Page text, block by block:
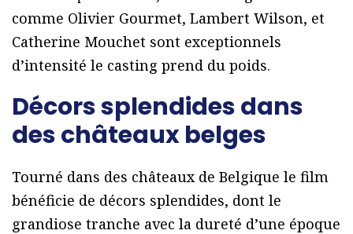
comme Olivier Gourmet, Lambert Wilson, et
Catherine Mouchet sont exceptionnels
d’intensité le casting prend du poids.
Décors splendides dans
des châteaux belges
Tourné dans des châteaux de Belgique le film
bénéficie de décors splendides, dont le
grandiose tranche avec la dureté d’une époque